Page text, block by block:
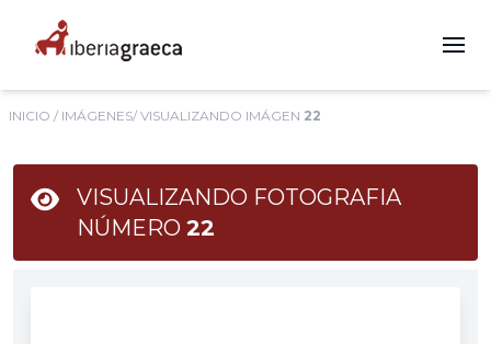
INICIO / IMÁGENES/ VISUALIZANDO IMÁGEN 22
VISUALIZANDO FOTOGRAFIA
NÚMERO22